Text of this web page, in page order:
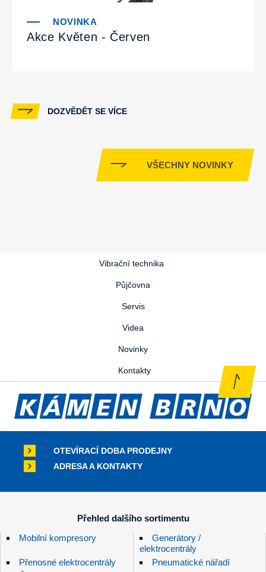
Akce Květen - Červen
DOZVĚDĚT SE VÍCE
VŠECHNY NOVINKY
Vibrační technika
Půjčovna
Servis
Videa
Novinky
Kontakty
OTEVÍRACÍ DOBA PRODEJNY
ADRESA A KONTAKTY
Přehled dalšího sortimentu
Mobilní kompresory
Generátory /
elektrocentrály
Přenosné elektrocentrály
Pneumatické nářadí